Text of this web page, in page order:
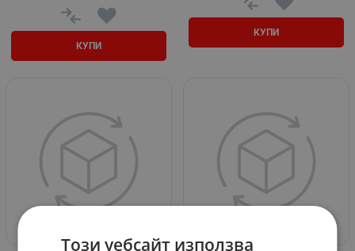
КУПИ
КУПИ
Този уебсайт използва